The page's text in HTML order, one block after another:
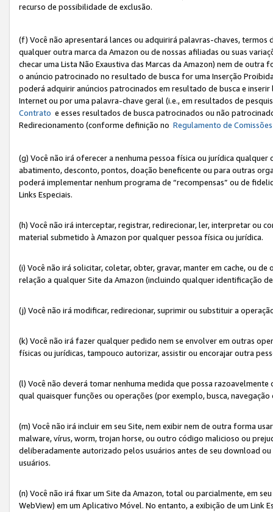
recurso de possibilidade de exclusão.
(f) Você não apresentará lances ou adquirirá palavras-chaves,
qualquer outra marca da Amazon ou de nossas afiliadas ou suas
checar uma Lista Não Exaustiva das Marcas da Amazon) nem de
o anúncio patrocinado no resultado de busca for uma Inserção
poderá adquirir anúncios patrocinados em resultado de busca e
Internet ou por uma palavra-chave geral (i.e., em resultados de
Contrato e esses resultados de busca patrocinados ou não
Redirecionamento (conforme definição no Regulamento de Comissões
(g) Você não irá oferecer a nenhuma pessoa física ou jurídica
abatimento, desconto, pontos, doação beneficente ou para outras
poderá implementar nenhum programa de “recompensas” ou de
Links Especiais.
(h) Você não irá interceptar, registrar, redirecionar, ler, interpretar
material submetido à Amazon por qualquer pessoa física ou jurídica.
(i) Você não irá solicitar, coletar, obter, gravar, manter em cache, ou
relação a qualquer Site da Amazon (incluindo qualquer identificação
(j) Você não irá modificar, redirecionar, suprimir ou substituir a
(k) Você não irá fazer qualquer pedido nem se envolver em outras
físicas ou jurídicas, tampouco autorizar, assistir ou encorajar outra
(l) Você não deverá tomar nenhuma medida que possa
qual quaisquer funções ou operações (por exemplo, busca,
(m) Você não irá incluir em seu Site, nem exibir nem de outra forma
malware, vírus, worm, trojan horse, ou outro código malicioso ou
deliberadamente autorizado pelos usuários antes de seu download
usuários.
(n) Você não irá fixar um Site da Amazon, total ou parcialmente, em
WebView) em um Aplicativo Móvel. No entanto, a exibição de um Link